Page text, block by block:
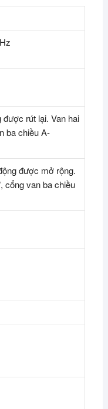
rút lại. Van hai
ba chiều A-
được mở rộng.
cổng van ba chiều